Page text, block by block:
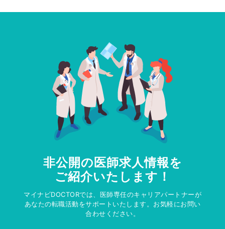
非公開の医師求人情報を
ご紹介いたします！
マイナビDOCTORでは、医師専任のキャリアパートナーが
あなたの転職活動をサポートいたします。お気軽にお問い
合わせください。